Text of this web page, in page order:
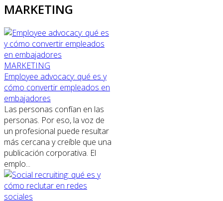
MARKETING
MARKETING
Employee advocacy: qué es y
cómo convertir empleados en
embajadores
Las personas confían en las
personas. Por eso, la voz de
un profesional puede resultar
más cercana y creíble que una
publicación corporativa. El
emplo...